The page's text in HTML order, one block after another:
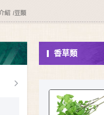
紹 豆類
香草類